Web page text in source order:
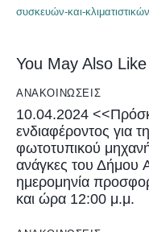
συσκευών-και-κλιματιστικών
You May Also Like
ΑΝΑΚΟΙΝΏΣΕΙΣ
10.04.2024
ενδιαφέροντος για
φωτοτυπικού
ανάγκες του Δήμου
ημερομηνία
και ώρα 12:00 μ.μ.